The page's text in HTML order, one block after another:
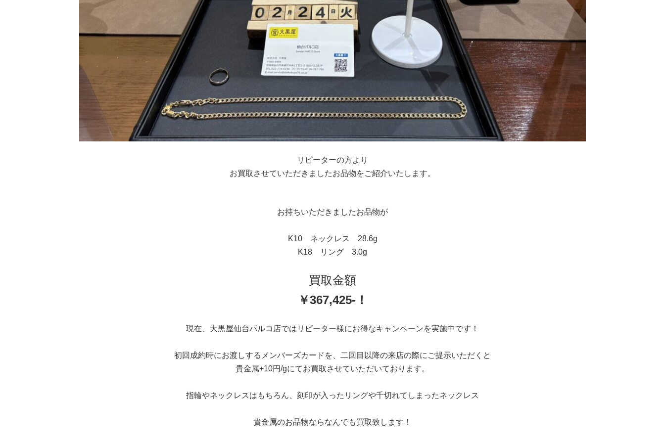
リピーターの方より
お買取させていただきましたお品物をご紹介いたします。
お持ちいただきましたお品物が
K10 ネックレス 28.6g
K18 リング 3.0g
買取金額
￥367,425-！
現在、大黒屋仙台パルコ店ではリピーター様にお得なキャンペーンを実施中です！
初回成約時にお渡しするメンバーズカードを、二回目以降の来店の際にご提示いただくと
貴金属+10円/gにてお買取させていただいております。
指輪やネックレスはもちろん、刻印が入ったリングや千切れてしまったネックレス
貴金属のお品物ならなんでも買取致します！